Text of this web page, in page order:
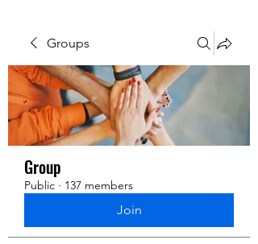
Groups
Group
Public · 137 members
Join